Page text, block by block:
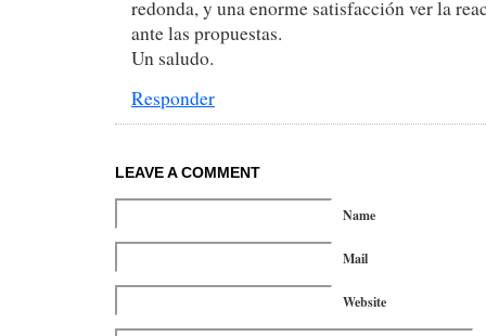
redonda, y una enorme satisfacción ver la
ante las propuestas.
Un saludo.
Responder
LEAVE A COMMENT
Name
Mail
Website